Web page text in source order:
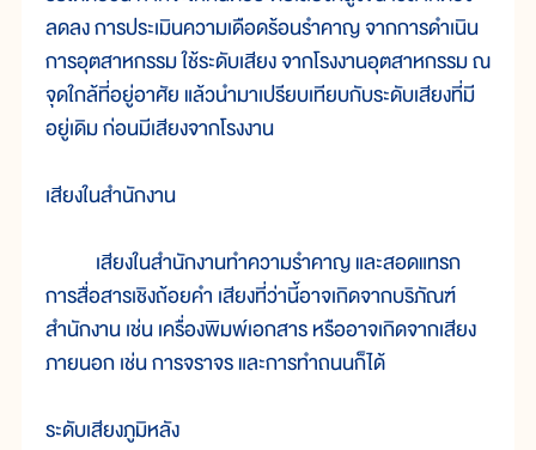
ลดลง การประเมินความเดือดร้อนรำคาญ จากการดำเนิน
การอุตสาหกรรม ใช้ระดับเสียง จากโรงงานอุตสาหกรรม ณ
จุดใกล้ที่อยู่อาศัย แล้วนำมาเปรียบเทียบกับระดับเสียงที่มี
อยู่เดิม ก่อนมีเสียงจากโรงงาน
เสียงในสำนักงาน
เสียงในสำนักงานทำความรำคาญ และสอดแทรก
การสื่อสารเชิงถ้อยคำ เสียงที่ว่านี้อาจเกิดจากบริภัณฑ์
สำนักงาน เช่น เครื่องพิมพ์เอกสาร หรืออาจเกิดจากเสียง
ภายนอก เช่น การจราจร และการทำถนนก็ได้
ระดับเสียงภูมิหลัง